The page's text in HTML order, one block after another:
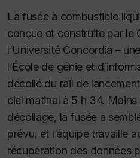
La fusée à combustible
conçue et construite par le
l’Université Concordia –
l’École de génie et
décollé du rail de
ciel matinal à 5 h 34. Moins
décollage, la fusée a
prévu, et l’équipe travaille
récupération des données